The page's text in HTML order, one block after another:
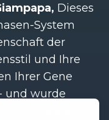
Dieses
System
der
und Ihre
Ihrer Gene
und wurde
Energie am